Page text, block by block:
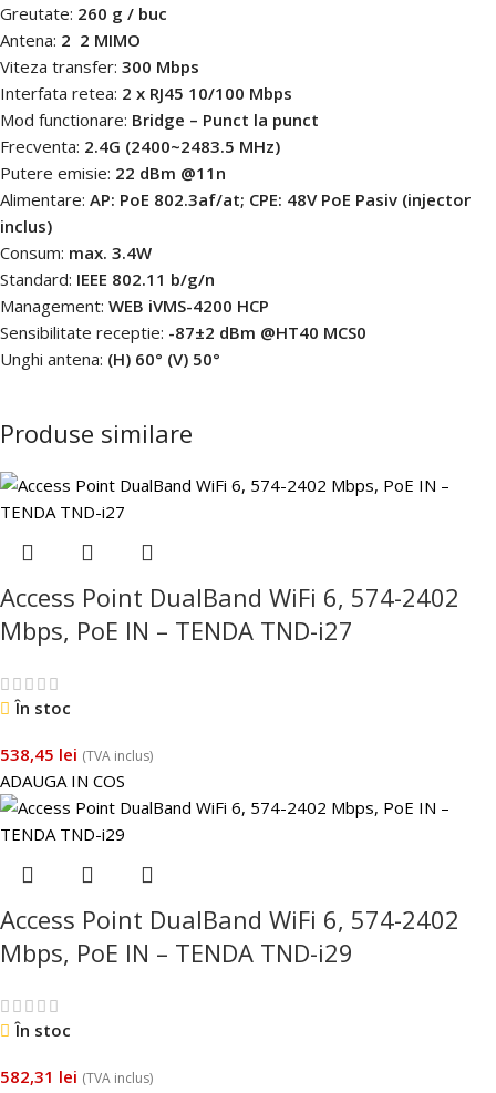
Greutate: 260 g / buc
Antena: 2  2 MIMO
Viteza transfer: 300 Mbps
Interfata retea: 2 x RJ45 10/100 Mbps
Mod functionare: Bridge – Punct la punct
Frecventa: 2.4G (2400~2483.5 MHz)
Putere emisie: 22 dBm @11n
Alimentare: AP: PoE 802.3af/at; CPE: 48V PoE Pasiv (injector
inclus)
Consum: max. 3.4W
Standard: IEEE 802.11 b/g/n
Management: WEB iVMS-4200 HCP
Sensibilitate receptie: -87±2 dBm @HT40 MCS0
Unghi antena: (H) 60° (V) 50°
Produse similare
Access Point DualBand WiFi 6, 574-2402
Mbps, PoE IN – TENDA TND-i27
În stoc
538,45 lei (TVA inclus)
ADAUGA IN COS
Access Point DualBand WiFi 6, 574-2402
Mbps, PoE IN – TENDA TND-i29
În stoc
582,31 lei (TVA inclus)